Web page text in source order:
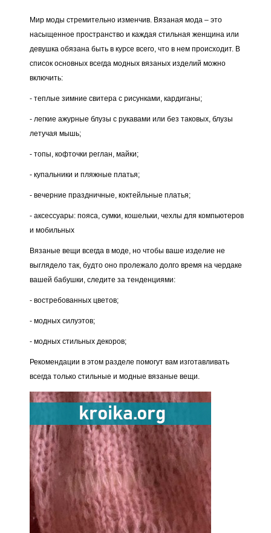
Мир моды стремительно изменчив. Вязаная мода – это
насыщенное пространство и каждая стильная женщина или
девушка обязана быть в курсе всего, что в нем происходит. В
список основных всегда модных вязаных изделий можно
включить:
- теплые зимние свитера с рисунками, кардиганы;
- легкие ажурные блузы с рукавами или без таковых, блузы
летучая мышь;
- топы, кофточки реглан, майки;
- купальники и пляжные платья;
- вечерние праздничные, коктейльные платья;
- аксессуары: пояса, сумки, кошельки, чехлы для компьютеров
и мобильных
Вязаные вещи всегда в моде, но чтобы ваше изделие не
выглядело так, будто оно пролежало долго время на чердаке
вашей бабушки, следите за тенденциями:
- востребованных цветов;
- модных силуэтов;
- модных стильных декоров;
Рекомендации в этом разделе помогут вам изготавливать
всегда только стильные и модные вязаные вещи.